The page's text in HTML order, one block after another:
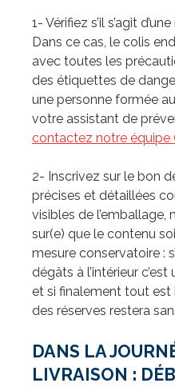
1- Vérifiez s’il s’agit
Dans ce cas, le colis
avec toutes les
des étiquettes de
une personne formée
votre assistant de
contactez notre équipe
2- Inscrivez sur le bon
précises et détaillées
visibles de l’emballage,
sur(e) que le contenu
mesure conservatoire :
dégâts à l’intérieur
et si finalement tout est
des réserves restera
DANS LA
LIVRAISON :